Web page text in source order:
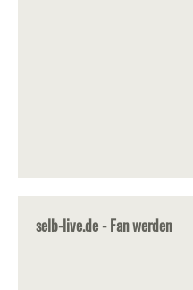
selb-live.de - Fan werden